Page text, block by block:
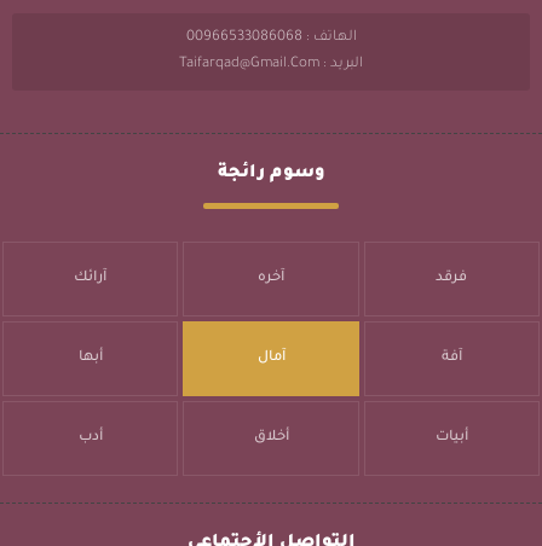
الهاتف : 00966533086068
البريد : Taifarqad@gmail.com
وسوم رائجة
فرقد آخره آرائك
آفة آمال أبها
أبيات أخلاق أدب